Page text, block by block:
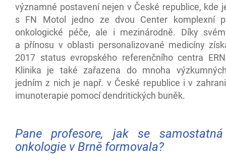
významné postavení nejen v České republice, kde
s FN Motol jedno ze dvou Center komplexní
onkologické péče, ale i mezinárodně. Díky
a přínosu v oblasti personalizované medicíny
2017 status evropského referenčního centra
Klinika je také zařazena do mnoha
jedním z nich je např. v České republice i v
imunoterapie pomocí dendritických buněk.
Pane profesore, jak se
onkologie v Brně formovala?